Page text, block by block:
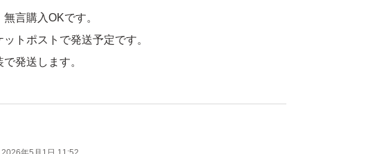
無言購入OKです。
ットポストで発送予定です。
発送します。
ージが発生する場合があります。
の為、
カッターやハサミなど